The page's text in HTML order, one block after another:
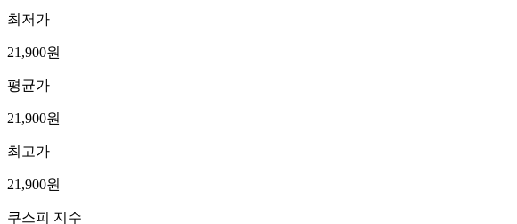
최저가
21,900원
평균가
21,900원
최고가
21,900원
쿠스피 지수